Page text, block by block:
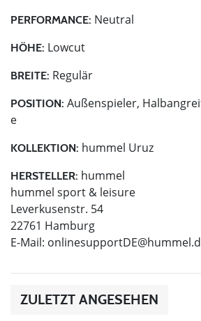
PERFORMANCE: Neutral
HÖHE: Lowcut
BREITE: Regulär
POSITION: Außenspieler,
e
KOLLEKTION: hummel Uruz
HERSTELLER: hummel
hummel sport & leisure
Leverkusenstr. 54
22761 Hamburg
E-Mail:
ZULETZT ANGESEHEN